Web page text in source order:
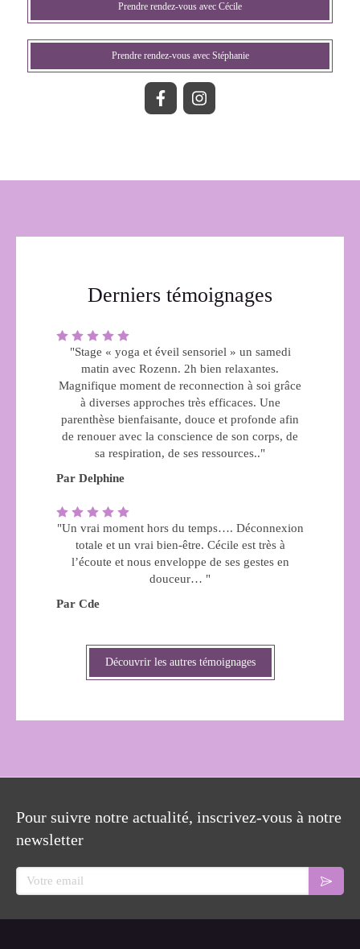
Prendre rendez-vous avec Cécile
Prendre rendez-vous avec Stéphanie
Derniers témoignages
"Stage « yoga et éveil sensoriel » un samedi
matin avec Rozenn. 2h bien relaxantes.
Magnifique moment de reconnection à soi grâce
à diverses approches très efficaces. Une
parenthèse bienfaisante, douce et profonde afin
de renouer avec la conscience de son corps, de
sa respiration, de ses ressources.."
Par Delphine
"Un vrai moment hors du temps…. Déconnexion
totale et un vrai bien-être. Cécile est très à
l’écoute et nous enveloppe de ses gestes en
douceur… "
Par Cde
Découvrir les autres témoignages
Pour suivre notre actualité, inscrivez-vous à notre
newsletter
Votre email